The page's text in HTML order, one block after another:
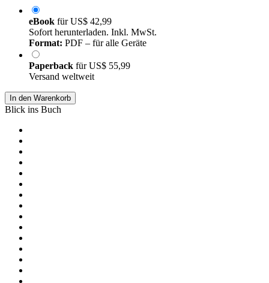
eBook fürUS$ 42,99
Sofort herunterladen. Inkl. MwSt.
Format: PDF – für alle Geräte
Paperback fürUS$ 55,99
Versand weltweit
In den Warenkorb
Blick ins Buch